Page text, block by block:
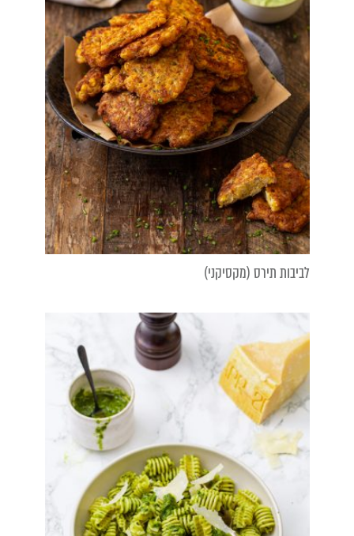
לביבות תירס (מקסיקני)